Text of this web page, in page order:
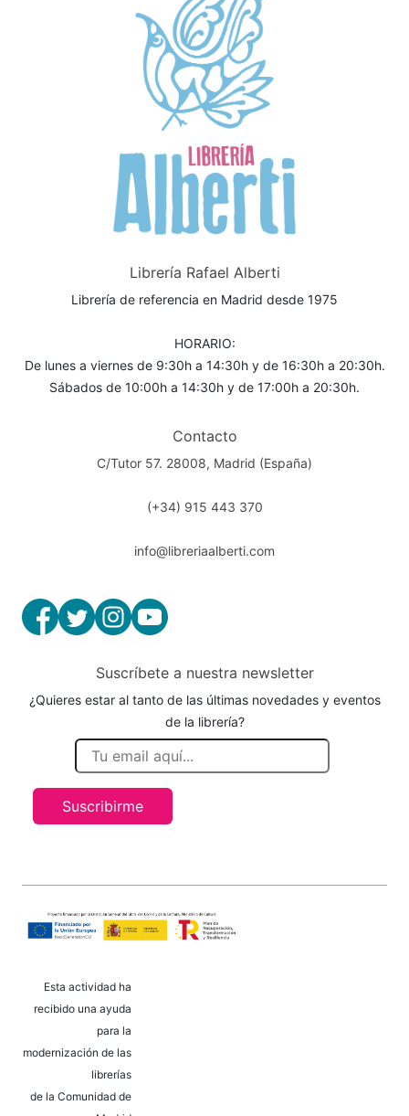
Librería Rafael Alberti
Librería de referencia en Madrid desde 1975
HORARIO:
De lunes a viernes de 9:30h a 14:30h y de 16:30h a 20:30h.
Sábados de 10:00h a 14:30h y de 17:00h a 20:30h.
Contacto
C/Tutor 57. 28008, Madrid (España)
(+34) 915 443 370
info@libreriaalberti.com
Suscríbete a nuestra newsletter
¿Quieres estar al tanto de las últimas novedades y eventos
de la librería?
Suscribirme
Esta actividad ha
recibido una ayuda
para la
modernización de las
librerías
de la Comunidad de